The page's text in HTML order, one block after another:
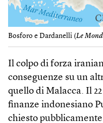
Bosforo e Dardanelli (Le
Il colpo di forza
conseguenze su un
quello di Malacca. Il
finanze indonesiano
chiesto